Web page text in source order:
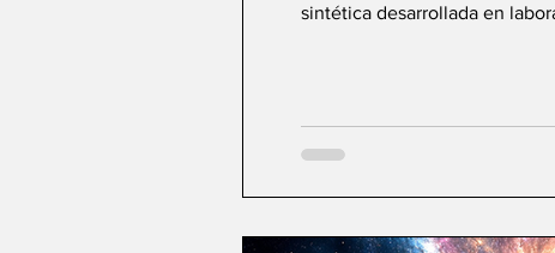
sintética desarrollada en